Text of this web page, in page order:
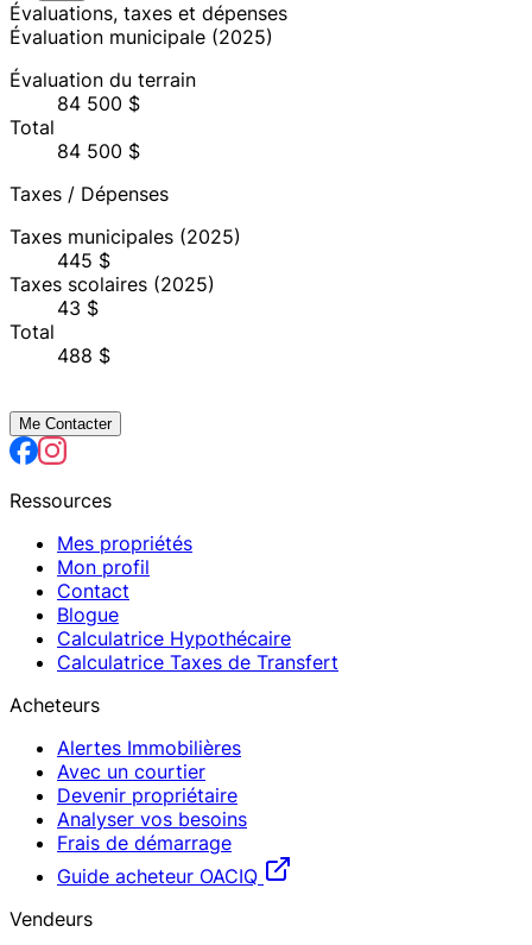
Évaluations, taxes et dépenses
Évaluation municipale (2025)
Évaluation du terrain
84 500 $
Total
84 500 $
Taxes / Dépenses
Taxes municipales (2025)
445 $
Taxes scolaires (2025)
43 $
Total
488 $
Me Contacter
Ressources
Mes propriétés
Mon profil
Contact
Blogue
Calculatrice Hypothécaire
Calculatrice Taxes de Transfert
Acheteurs
Alertes Immobilières
Avec un courtier
Devenir propriétaire
Analyser vos besoins
Frais de démarrage
Guide acheteur OACIQ
Vendeurs